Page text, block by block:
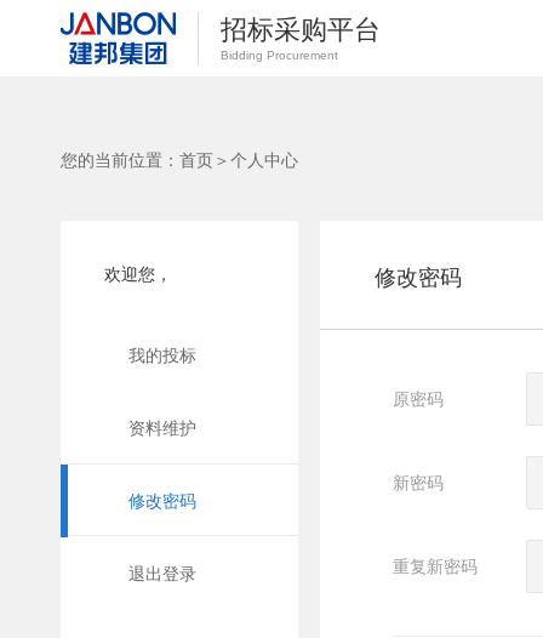
招标采购平台
Bidding Procurement
您的当前位置： 首页＞ 个人中心
欢迎您，
我的投标
资料维护
修改密码
退出登录
修改密码
原密码
新密码
重复新密码